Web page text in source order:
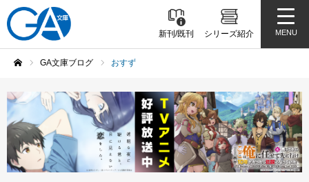
新刊/既刊 シリーズ紹介 MENU
GA文庫ブログ おすず